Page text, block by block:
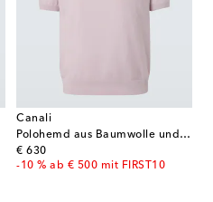
Canali
Polohemd aus Baumwolle und Seide
€ 630
original price
-10 % ab € 500 mit FIRST10